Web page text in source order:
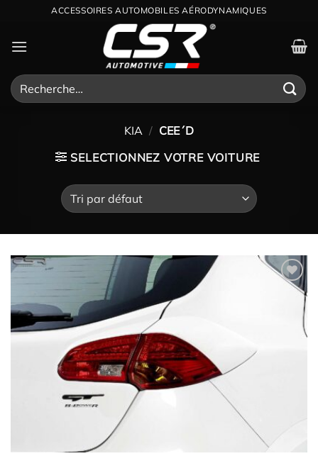
contenu
ACCESSOIRES AUTOMOBILES AÉRODYNAMIQUES
Recherche
pour :
KIA / CEE´D
SELECTIONNEZ VOTRE VOITURE